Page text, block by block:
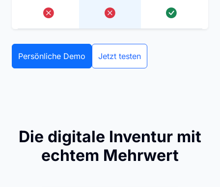
Persönliche Demo Jetzt testen
Die digitale Inventur mit
echtem Mehrwert